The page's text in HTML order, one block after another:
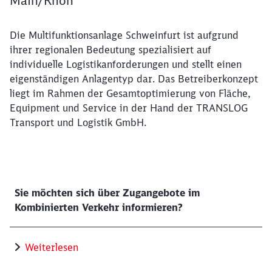
Die Multifunktionsanlage Schweinfurt ist aufgrund
ihrer regionalen Bedeutung spezialisiert auf
individuelle Logistikanforderungen und stellt einen
eigenständigen Anlagentyp dar. Das Betreiberkonzept
liegt im Rahmen der Gesamtoptimierung von Fläche,
Equipment und Service in der Hand der TRANSLOG
Transport und Logistik GmbH.
Sie möchten sich über Zugangebote im
Kombinierten Verkehr informieren?
Weiterlesen
werden?